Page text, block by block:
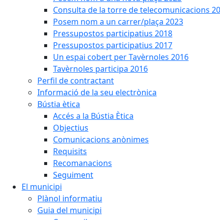
Consulta de la torre de telecomunicacions
Posem nom a un carrer/plaça 2023
Pressupostos participatius 2018
Pressupostos participatius 2017
Un espai cobert per Tavèrnoles 2016
Tavèrnoles participa 2016
Perfil de contractant
Informació de la seu electrònica
Bústia ètica
Accés a la Bústia Ètica
Objectius
Comunicacions anònimes
Requisits
Recomanacions
Seguiment
El municipi
Plànol informatiu
Guia del municipi